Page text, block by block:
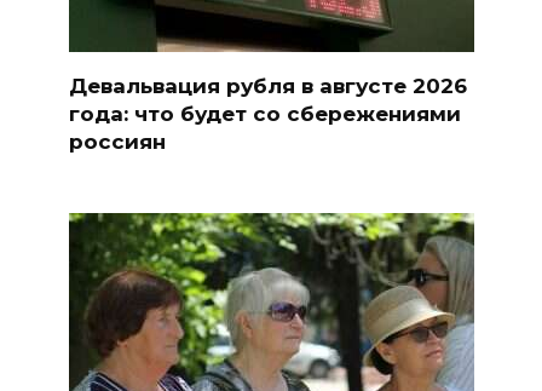
Девальвация рубля в августе 2026
года: что будет со сбережениями
россиян